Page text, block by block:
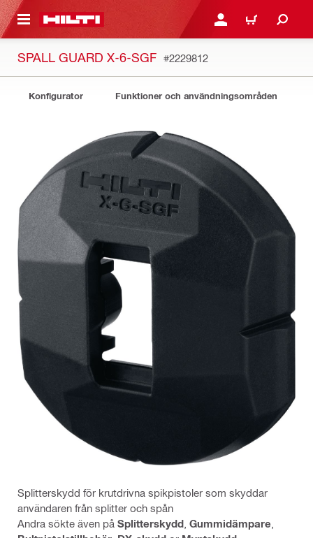
GÅ TILL HUVUDSIDAN LOGGA IN ELLER
VARUKORG
SPALL GUARD X-6-SGF #2229812
Konfigurator Funktioner och användningsområden
Splitterskydd för krutdrivna spikpistoler som skyddar
användaren från splitter och spån
Andra sökte även på Splitterskydd Gummidämpare